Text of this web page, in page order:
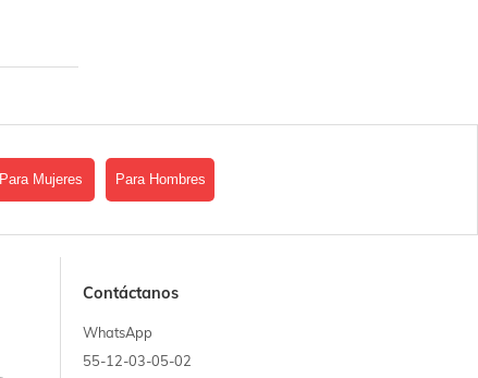
Para Mujeres Para Hombres
Contáctanos
WhatsApp
55-12-03-05-02